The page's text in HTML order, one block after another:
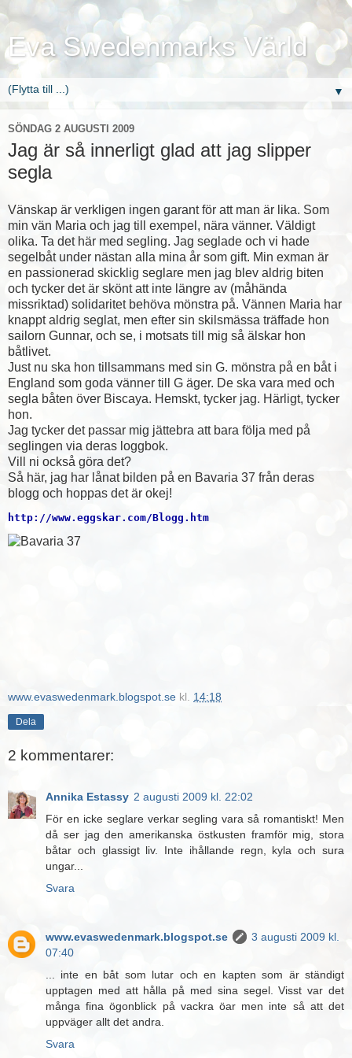
Eva Swedenmarks Värld
▼
SÖNDAG 2 AUGUSTI 2009
Jag är så innerligt glad att jag slipper
segla
Vänskap är verkligen ingen garant för att man är lika. Som
min vän Maria och jag till exempel, nära vänner. Väldigt
olika. Ta det här med segling. Jag seglade och vi hade
segelbåt under nästan alla mina år som gift. Min exman är
en passionerad skicklig seglare men jag blev aldrig biten
och tycker det är skönt att inte längre av (måhända
missriktad) solidaritet behöva mönstra på. Vännen Maria har
knappt aldrig seglat, men efter sin skilsmässa träffade hon
sailorn Gunnar, och se, i motsats till mig så älskar hon
båtlivet.
Just nu ska hon tillsammans med sin G. mönstra på en båt i
England som goda vänner till G äger. De ska vara med och
segla båten över Biscaya. Hemskt, tycker jag. Härligt, tycker
hon.
Jag tycker det passar mig jättebra att bara följa med på
seglingen via deras loggbok.
Vill ni också göra det?
Så här, jag har lånat bilden på en Bavaria 37 från deras
blogg och hoppas det är okej!
http://www.eggskar.com/Blogg.htm
www.evaswedenmark.blogspot.se kl. 14:18
Dela
2 kommentarer:
Annika Estassy 2 augusti 2009 kl. 22:02
För en icke seglare verkar segling vara så romantiskt! Men
då ser jag den amerikanska östkusten framför mig, stora
båtar och glassigt liv. Inte ihållande regn, kyla och sura
ungar...
Svara
www.evaswedenmark.blogspot.se
3 augusti 2009 kl.
07:40
... inte en båt som lutar och en kapten som är ständigt
upptagen med att hålla på med sina segel. Visst var det
många fina ögonblick på vackra öar men inte så att det
uppväger allt det andra.
Svara